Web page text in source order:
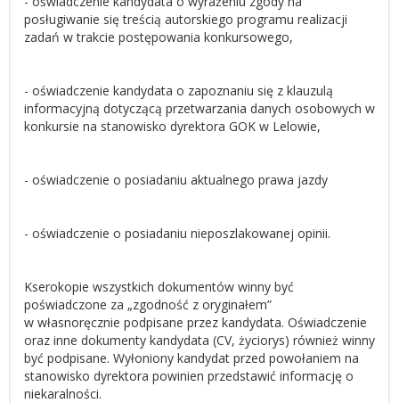
posługiwanie się treścią autorskiego programu realizacji
zadań w trakcie postępowania konkursowego,
- oświadczenie kandydata o zapoznaniu się z klauzulą
informacyjną dotyczącą przetwarzania danych osobowych w
konkursie na stanowisko dyrektora GOK w Lelowie,
- oświadczenie o posiadaniu aktualnego prawa jazdy
- oświadczenie o posiadaniu nieposzlakowanej opinii.
Kserokopie wszystkich dokumentów winny być
poświadczone za „zgodność z oryginałem”
w własnoręcznie podpisane przez kandydata. Oświadczenie
oraz inne dokumenty kandydata (CV, życiorys) również winny
być podpisane. Wyłoniony kandydat przed powołaniem na
stanowisko dyrektora powinien przedstawić informację o
niekaralności.